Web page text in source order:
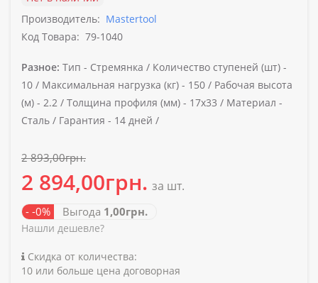
Производитель: Mastertool
Код Товара: 79-1040
Разное: Тип - Стремянка / Количество ступеней (шт) -
10 / Максимальная нагрузка (кг) - 150 / Рабочая высота
(м) - 2.2 / Толщина профиля (мм) - 17x33 / Материал -
Сталь / Гарантия - 14 дней /
2 893,00грн.
2 894,00грн. за шт.
- -0% Выгода 1,00грн.
Нашли дешевле?
Скидка от количества:
10 или больше цена договорная